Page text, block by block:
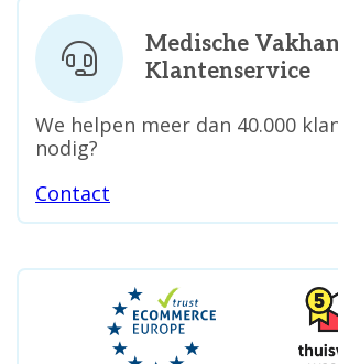
Medische
Klantenservice
We helpen meer dan 40.000
nodig?
Contact